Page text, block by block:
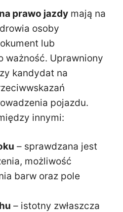
prawo jazdy mają na
osoby
lub
ważność. Uprawniony
kandydat na
pojazdu.
innymi:
– sprawdzana jest
możliwość
barw oraz pole
– istotny zwłaszcza